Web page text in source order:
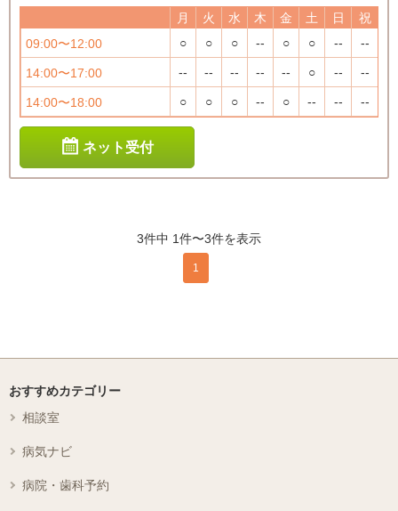
月 火 水 木 金 土 日
祝
09:00〜12:00
○ ○ ○ -- ○ ○ -- --
14:00〜17:00 -- -- -- -- -- ○ -- --
14:00〜18:00 ○ ○ ○ -- ○ -- -- --
ネット受付
3件中 1件〜3件を表示
1
おすすめカテゴリー
相談室
病気ナビ
病院・歯科予約